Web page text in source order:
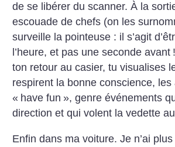
de se libérer du scanner. À la
escouade de chefs (on les
surveille la pointeuse : il s’agit
l’heure, et pas une seconde avant
ton retour au casier, tu visualises
respirent la bonne conscience, les
« have fun », genre événements
direction et qui volent la vedette
Enfin dans ma voiture. Je n’ai plus